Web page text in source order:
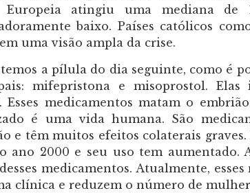
Europeia atingiu uma mediana
baixo. Países católicos
uma visão ampla da crise.
a pílula do dia seguinte, como é
mifepristona e misoprostol.
Esses medicamentos matam o
é uma vida humana. São
e têm muitos efeitos colaterais
ano 2000 e seu uso tem aumentado.
medicamentos. Atualmente,
clínica e reduzem o número de